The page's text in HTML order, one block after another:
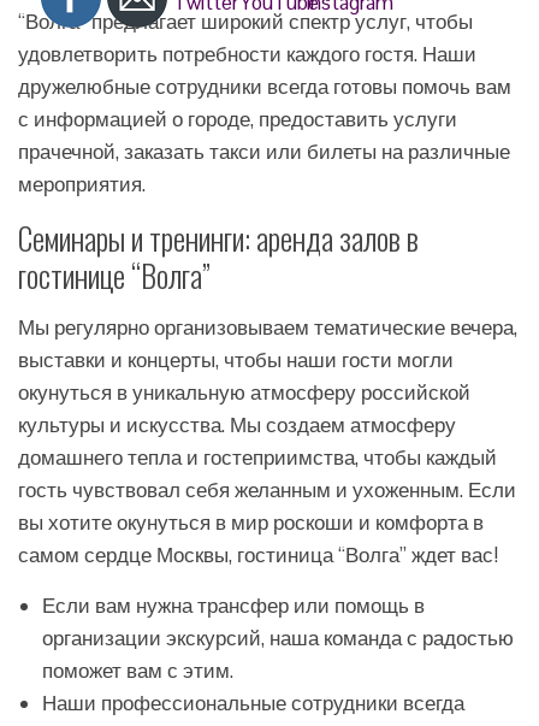
“Волга” предлагает широкий спектр услуг, чтобы
удовлетворить потребности каждого гостя. Наши
дружелюбные сотрудники всегда готовы помочь вам
с информацией о городе, предоставить услуги
прачечной, заказать такси или билеты на различные
мероприятия.
Семинары и тренинги: аренда залов в
гостинице “Волга”
Мы регулярно организовываем тематические вечера,
выставки и концерты, чтобы наши гости могли
окунуться в уникальную атмосферу российской
культуры и искусства. Мы создаем атмосферу
домашнего тепла и гостеприимства, чтобы каждый
гость чувствовал себя желанным и ухоженным. Если
вы хотите окунуться в мир роскоши и комфорта в
самом сердце Москвы, гостиница “Волга” ждет вас!
Если вам нужна трансфер или помощь в
организации экскурсий, наша команда с радостью
поможет вам с этим.
Наши профессиональные сотрудники всегда